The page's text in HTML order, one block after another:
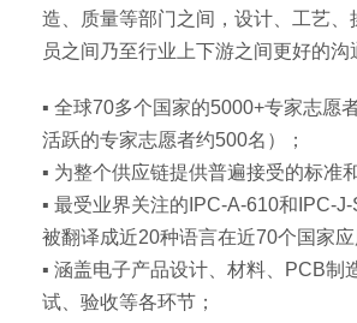
造、质量等部门之间，设计、工艺、
员之间乃至行业上下游之间更好的沟
▪ 全球70多个国家的5000+专家志愿
活跃的专家志愿者约500名）；
▪ 为整个供应链提供普遍接受的标准
▪ 最受业界关注的IPC-A-610和IPC-
被翻译成近20种语言在近70个国家应
▪ 涵盖电子产品设计、材料、PCB制
试、验收等各环节；